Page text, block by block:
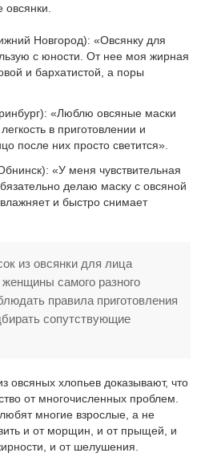
овсянки.
Новгород): «Овсянку для
с юности. От нее моя жирная
и бархатистой, а поры
«Люблю овсяные маски
в приготовлении и
после них просто светится».
«У меня чувствительная
делаю маску с овсяной
и быстро снимает
из овсянки для лица
самого разного
правила приготовления
сопутствующие
овсяных хлопьев доказывают, что
от многочисленных проблем.
многие взрослые, а не
и от морщин, и от прыщей, и
и от шелушения.